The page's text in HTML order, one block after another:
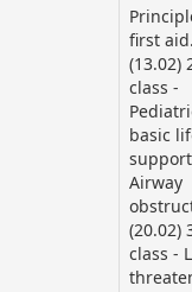
first
(13.02)
class -
basic
Airway
(20.02)
class -